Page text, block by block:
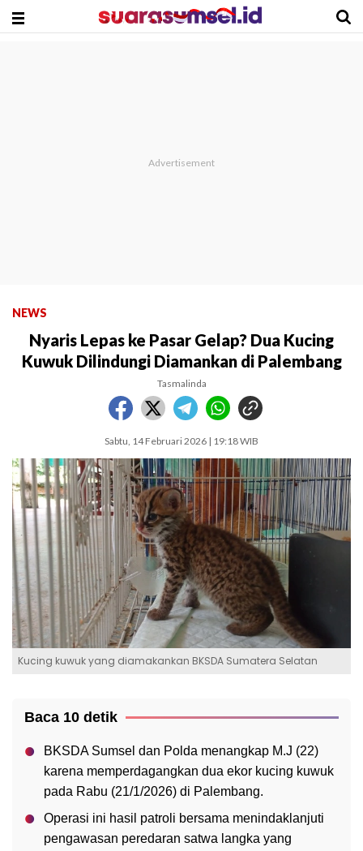
NEWS
Nyaris Lepas ke Pasar Gelap? Dua Kucing
Kuwuk Dilindungi Diamankan di Palembang
Tasmalinda
Sabtu, 14 Februari 2026 | 19:18 WIB
Kucing kuwuk yang diamakankan BKSDA Sumatera Selatan
Baca 10 detik
BKSDA Sumsel dan Polda menangkap M.J (22)
karena memperdagangkan dua ekor kucing kuwuk
pada Rabu (21/1/2026) di Palembang.
Operasi ini hasil patroli bersama menindaklanjuti
pengawasan peredaran satwa langka yang